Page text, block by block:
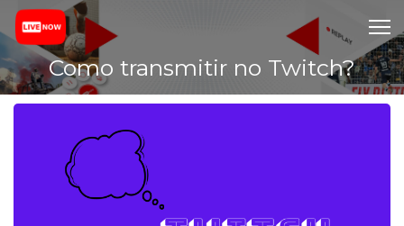
Como transmitir no Twitch?